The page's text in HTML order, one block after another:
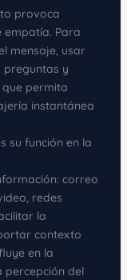
provoca
empatía. Para
mensaje, usar
preguntas y
permita
instantánea
su función en la
correo
redes
la
contexto
en la
percepción del